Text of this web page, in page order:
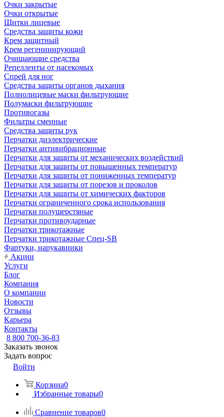
Очки закрытые
Очки открытые
Щитки лицевые
Средства защиты кожи
Крем защитный
Крем регенинирующий
Очищающие средства
Репелленты от насекомых
Спрей для ног
Средства защиты органов дыхания
Полнолицевые маски фильтрующие
Полумаски фильтрующие
Противогазы
Фильтры сменные
Средства защиты рук
Перчатки диэлектрические
Перчатки антивибрационные
Перчатки для защиты от механических воздействий
Перчатки для защиты от повышенных температур
Перчатки для защиты от пониженных температур
Перчатки для защиты от порезов и проколов
Перчатки для защиты от химических факторов
Перчатки ограниченного срока использования
Перчатки полушерстяные
Перчатки противоударные
Перчатки трикотажные
Перчатки трикотажные Спец-SB
Фартуки, нарукавники
Акции
Услуги
Блог
Компания
О компании
Новости
Отзывы
Карьера
Контакты
8 800 700-36-83
Заказать звонок
Задать вопрос
Войти
Корзина0
Избранные товары0
Сравнение товаров0